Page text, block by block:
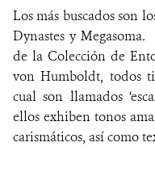
Los más buscados son
Dynastes y Megasoma.
de la Colección de
von Humboldt, todos
cual son llamados
ellos exhiben tonos
carismáticos, así como